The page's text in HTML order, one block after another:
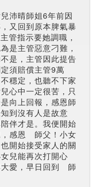
沛晴師姐6年前因
又回到原本脾氣暴
管指示要她調職，
是主管惡意刁難，
是，主管因此提告
須賠償主管9萬
穩定，也聽不下家
心中一定很苦，只
向上回報，感恩師
到沒有人是故意
伴才是。我便開始
，感恩 師父！小女
開始接受家人的關
兒能再次打開心
愛，早日回到 師